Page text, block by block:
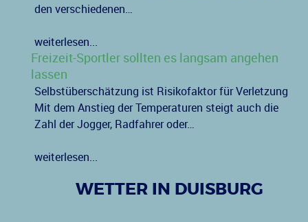
den verschiedenen…
weiterlesen...
Freizeit-Sportler sollten es langsam angehen
lassen
Selbstüberschätzung ist Risikofaktor für Verletzung
Mit dem Anstieg der Temperaturen steigt auch die
Zahl der Jogger, Radfahrer oder…
weiterlesen...
WETTER IN DUISBURG